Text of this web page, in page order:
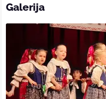
Galerija